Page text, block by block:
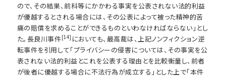
ので、その結果、前科等にかかわる事実を公表されない法的利益
が優越するとされる場合には、その公表によって被った精神的苦
痛の賠償を求めることができるものといわなければならない」とし
た。長良川事件[14] においても、最高裁は、上記ノンフィクション逆
転事件を引用して「プライバシーの侵害については、その事実を公
表されない法的利益とこれを公表する理由とを比較衡量し、前者
が後者に優越する場合に不法行為が成立する」とした上で「本件